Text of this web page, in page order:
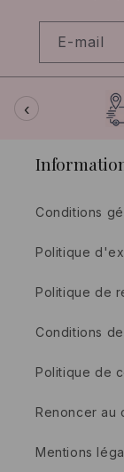
E-mail
‹
Conditions
Politique
Politique de
Conditions
Politique de
Renoncer au
Mentions